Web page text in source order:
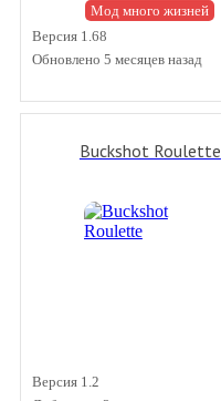
Мод много жизней
Версия 1.68
Обновлено 5 месяцев назад
Buckshot Roulette
Версия 1.2